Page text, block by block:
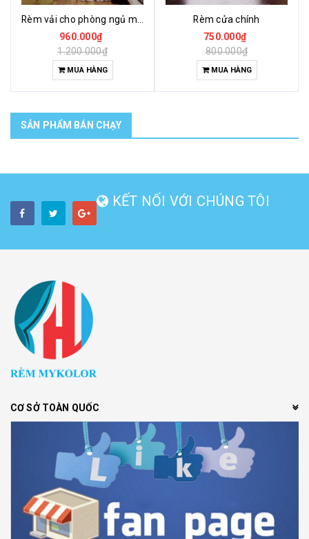
960.000₫
1.200.000₫
MUA HÀNG
Rèm cửa chính
750.000₫
800.000₫
MUA HÀNG
SẢN PHẨM BÁN CHẠY
KẾT NỐI VỚI CHÚNG TÔI
CƠ SỞ TOÀN QUỐC